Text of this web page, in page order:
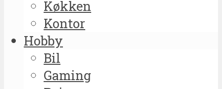
Køkken
Kontor
Hobby
Bil
Gaming